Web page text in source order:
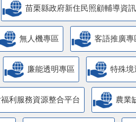
苗栗縣政府新住民照顧輔導資
無人機專區 客語推廣專
廉能透明專區 特殊境
利服務資源整合平台 農業